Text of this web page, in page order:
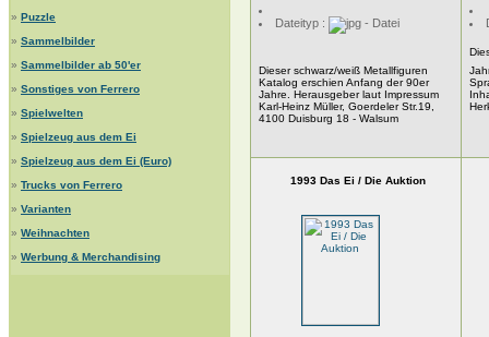
» Puzzle
» Sammelbilder
» Sammelbilder ab 50'er
» Sonstiges von Ferrero
» Spielwelten
» Spielzeug aus dem Ei
» Spielzeug aus dem Ei (Euro)
» Trucks von Ferrero
» Varianten
» Weihnachten
» Werbung & Merchandising
Dateityp :
Dieser schwarz/weiß Metallfiguren
Katalog erschien Anfang der 90er
Jahre. Herausgeber laut Impressum
Karl-Heinz Müller, Goerdeler Str.19,
4100 Duisburg 18 - Walsum
1993 Das Ei / Die Auktion